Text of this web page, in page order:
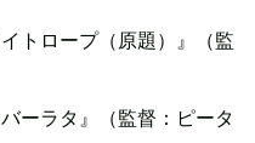
トロープ（原題）』（監
ーラタ』（監督：ピータ